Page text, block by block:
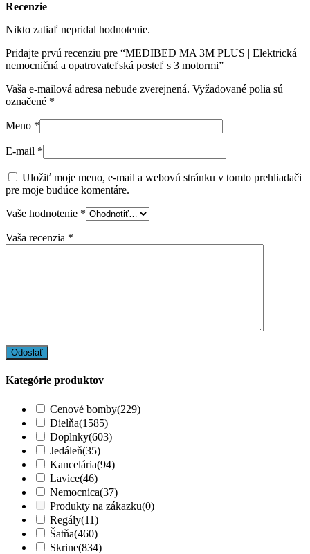
Recenzie
Nikto zatiaľ nepridal hodnotenie.
Pridajte prvú recenziu pre “MEDIBED MA 3M PLUS | Elektrická
nemocničná a opatrovateľská posteľ s 3 motormi”
Vaša e-mailová adresa nebude zverejnená. Vyžadované polia sú
označené *
Meno *
E-mail *
Uložiť moje meno, e-mail a webovú stránku v tomto prehliadači
pre moje budúce komentáre.
Vaše hodnotenie *
Vaša recenzia *
Kategórie produktov
Cenové bomby(229)
Dielňa(1585)
Doplnky(603)
Jedáleň(35)
Kancelária(94)
Lavice(46)
Nemocnica(37)
Produkty na zákazku(0)
Regály(11)
Šatňa(460)
Skrine(834)